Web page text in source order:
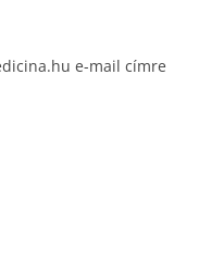
e-mail címre